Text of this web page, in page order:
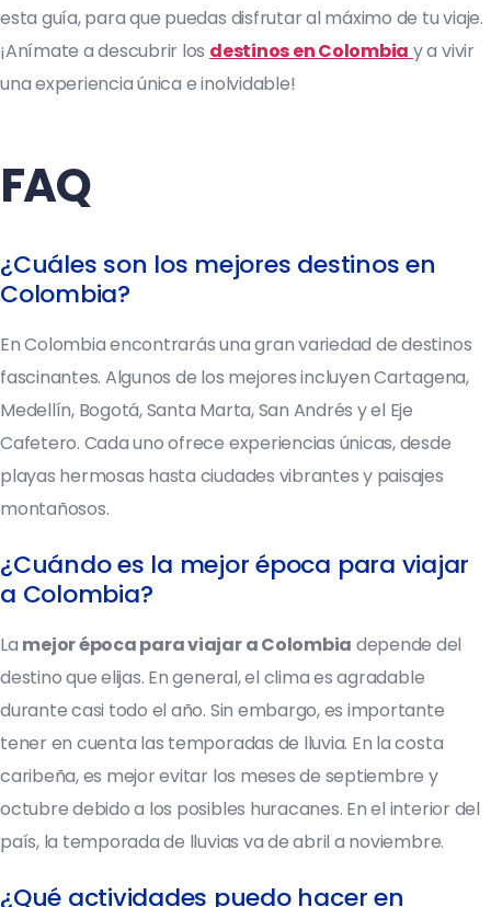
esta guía, para que puedas disfrutar al máximo de tu viaje.
¡Anímate a descubrir los destinos en Colombia y a vivir
una experiencia única e inolvidable!
FAQ
¿Cuáles son los mejores destinos en
Colombia?
En Colombia encontrarás una gran variedad de destinos
fascinantes. Algunos de los mejores incluyen Cartagena,
Medellín, Bogotá, Santa Marta, San Andrés y el Eje
Cafetero. Cada uno ofrece experiencias únicas, desde
playas hermosas hasta ciudades vibrantes y paisajes
montañosos.
¿Cuándo es la mejor época para viajar
a Colombia?
La mejor época para viajar a Colombia depende del
destino que elijas. En general, el clima es agradable
durante casi todo el año. Sin embargo, es importante
tener en cuenta las temporadas de lluvia. En la costa
caribeña, es mejor evitar los meses de septiembre y
octubre debido a los posibles huracanes. En el interior del
país, la temporada de lluvias va de abril a noviembre.
¿Qué actividades puedo hacer en